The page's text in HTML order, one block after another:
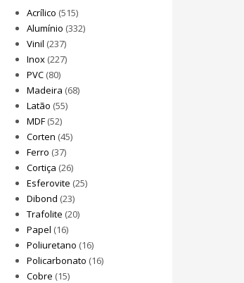
Acrílico (515)
Alumínio (332)
Vinil (237)
Inox(227)
PVC(80)
Madeira (68)
Latão (55)
MDF(52)
Corten (45)
Ferro (37)
Cortiça (26)
Esferovite (25)
Dibond (23)
Trafolite (20)
Papel (16)
Poliuretano (16)
Policarbonato (16)
Cobre (15)